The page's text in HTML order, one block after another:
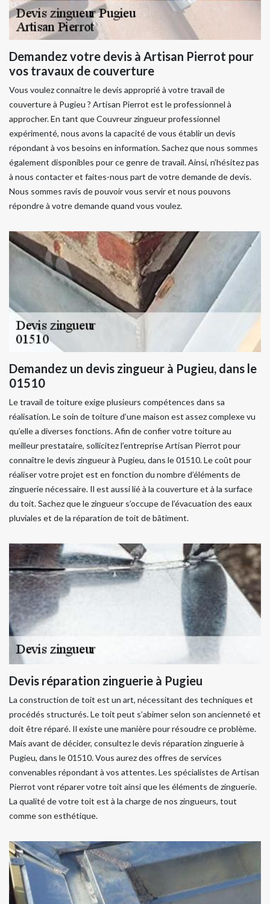
Demandez votre devis à Artisan Pierrot pour
vos travaux de couverture
Vous voulez connaitre le devis approprié à votre travail de
couverture à Pugieu ? Artisan Pierrot est le professionnel à
approcher. En tant que Couvreur zingueur professionnel
expérimenté, nous avons la capacité de vous établir un devis
répondant à vos besoins en information. Sachez que nous sommes
également disponibles pour ce genre de travail. Ainsi, n’hésitez pas
à nous contacter et faites-nous part de votre demande de devis.
Nous sommes ravis de pouvoir vous servir et nous pouvons
répondre à votre demande quand vous voulez.
Demandez un devis zingueur à Pugieu, dans le
01510
Le travail de toiture exige plusieurs compétences dans sa
réalisation. Le soin de toiture d’une maison est assez complexe vu
qu’elle a diverses fonctions. Afin de confier votre toiture au
meilleur prestataire, sollicitez l’entreprise Artisan Pierrot pour
connaître le devis zingueur à Pugieu, dans le 01510. Le coût pour
réaliser votre projet est en fonction du nombre d’éléments de
zinguerie nécessaire. Il est aussi lié à la couverture et à la surface
du toit. Sachez que le zingueur s’occupe de l’évacuation des eaux
pluviales et de la réparation de toit de bâtiment.
Devis réparation zinguerie à Pugieu
La construction de toit est un art, nécessitant des techniques et
procédés structurés. Le toit peut s’abimer selon son ancienneté et
doit être réparé. Il existe une manière pour résoudre ce problème.
Mais avant de décider, consultez le devis réparation zinguerie à
Pugieu, dans le 01510. Vous aurez des offres de services
convenables répondant à vos attentes. Les spécialistes de Artisan
Pierrot vont réparer votre toit ainsi que les éléments de zinguerie.
La qualité de votre toit est à la charge de nos zingueurs, tout
comme son esthétique.